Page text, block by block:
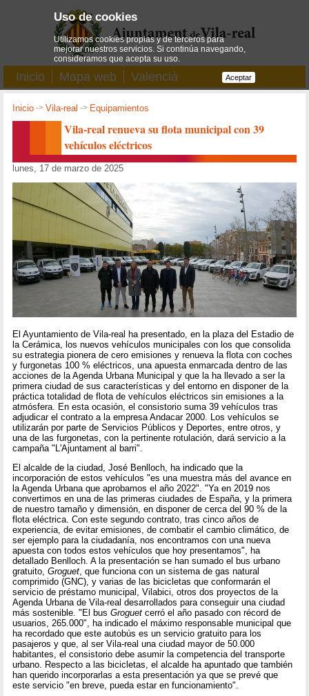
Inicio Mapa web Valencià
Inicio ->Vila-real -> Equipamientos
Vila-real renueva su flota municipal con 39
vehículos eléctricos
lunes, 17 de marzo de 2025
El Ayuntamiento de Vila-real ha presentado, en la plaza del Estadio de
la Cerámica, los nuevos vehículos municipales con los que consolida
su estrategia pionera de cero emisiones y renueva la flota con coches
y furgonetas 100 % eléctricos, una apuesta enmarcada dentro de las
acciones de la Agenda Urbana Municipal y que la ha llevado a ser la
primera ciudad de sus características y del entorno en disponer de la
práctica totalidad de flota de vehículos eléctricos sin emisiones a la
atmósfera. En esta ocasión, el consistorio suma 39 vehículos tras
adjudicar el contrato a la empresa Andacar 2000. Los vehículos se
utilizarán por parte de Servicios Públicos y Deportes, entre otros, y
una de las furgonetas, con la pertinente rotulación, dará servicio a la
campaña "L'Ajuntament al barri".
El alcalde de la ciudad, José Benlloch, ha indicado que la
incorporación de estos vehículos "es una muestra más del avance en
la Agenda Urbana que aprobamos el año 2022". "Ya en 2019 nos
convertimos en una de las primeras ciudades de España, y la primera
de nuestro tamaño y dimensión, en disponer de cerca del 90 % de la
flota eléctrica. Con este segundo contrato, tras cinco años de
experiencia, de evitar emisiones, de combatir el cambio climático, de
ser ejemplo para la ciudadanía, nos encontramos con una nueva
apuesta con todos estos vehículos que hoy presentamos", ha
detallado Benlloch. A la presentación se han sumado el bus urbano
gratuito,Groguet, que funciona con un sistema de gas natural
comprimido (GNC), y varias de las bicicletas que conformarán el
servicio de préstamo municipal, Vilabici, otros dos proyectos de la
Agenda Urbana de Vila-real desarrollados para conseguir una ciudad
más sostenible. "El busGroguet cerró el año pasado con récord de
usuarios, 265.000", ha indicado el máximo responsable municipal que
ha recordado que este autobús es un servicio gratuito para los
pasajeros y que, al ser Vila-real una ciudad mayor de 50.000
habitantes, el consistorio debe asumir la competencia del transporte
urbano. Respecto a las bicicletas, el alcalde ha apuntado que también
han querido incorporarlas a esta presentación ya que se prevé que
este servicio "en breve, pueda estar en funcionamiento".
Uso de cookies
Utilizamos cookies propias y de terceros para
mejorar nuestros servicios. Si continúa navegando,
consideramos que acepta su uso.
Aceptar